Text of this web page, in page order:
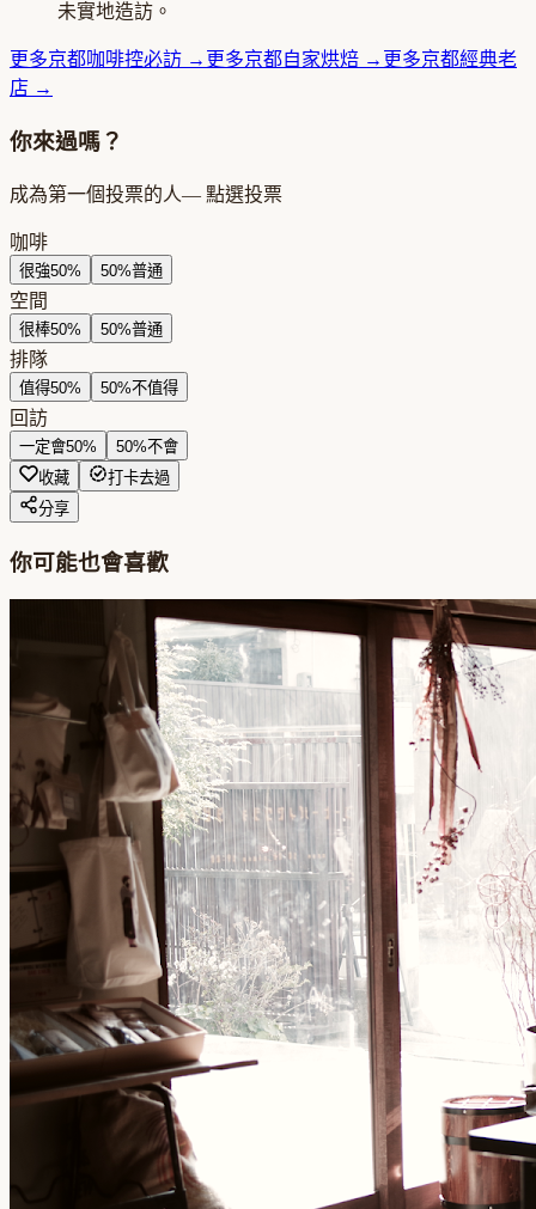
未實地造訪。
更多京都咖啡控必訪 → 更多京都自家烘焙 → 更多京都經典老
店 →
你來過嗎？
成為第一個投票的人— 點選投票
咖啡
很強50% 50%普通
空間
很棒50% 50%普通
排隊
值得50% 50%不值得
回訪
一定會50% 50%不會
收藏
打卡去過
分享
你可能也會喜歡